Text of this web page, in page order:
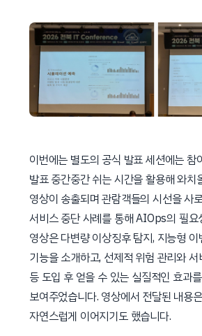
이번에는 별도의 공식 발표 세션에는 참
발표 중간중간 쉬는 시간을 활용해 와
영상이 송출되며 관람객들의 시선을 사
서비스 중단 사례를 통해 AIOps의 필요
영상은 다변량 이상징후 탐지, 지능형
기능을 소개하고, 선제적 위험 관리와
등 도입 후 얻을 수 있는 실질적인 효과
보여주었습니다. 영상에서 전달된 내용
자연스럽게 이어지기도 했습니다.